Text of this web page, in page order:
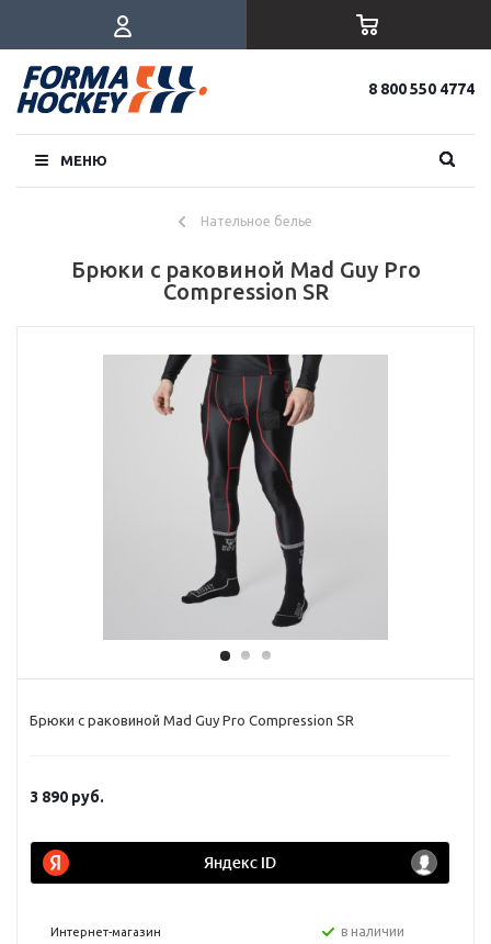
8 800 550 4774
МЕНЮ
Нательное белье
Брюки с раковиной Mad Guy Pro
Compression SR
Брюки с раковиной Mad Guy Pro Compression SR
3 890 руб.
Интернет-магазин в наличии